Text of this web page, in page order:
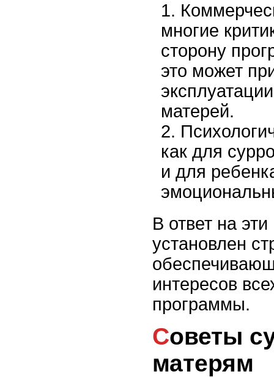
многие
сторону
это может
матерей.
как для
и для
В ответ на
установлен
интересов
программы.
Советы суррогатным
матерям